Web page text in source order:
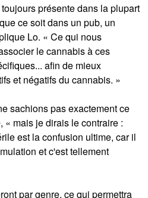
présente dans la plupart
ce soit dans un pub, un
Lo. « Ce qui nous
le cannabis à ces
afin de mieux
et négatifs du cannabis. »
sachions pas exactement ce
« mais je dirais le contraire :
est la confusion ultime, car il
et c'est tellement
par genre, ce qui permettra